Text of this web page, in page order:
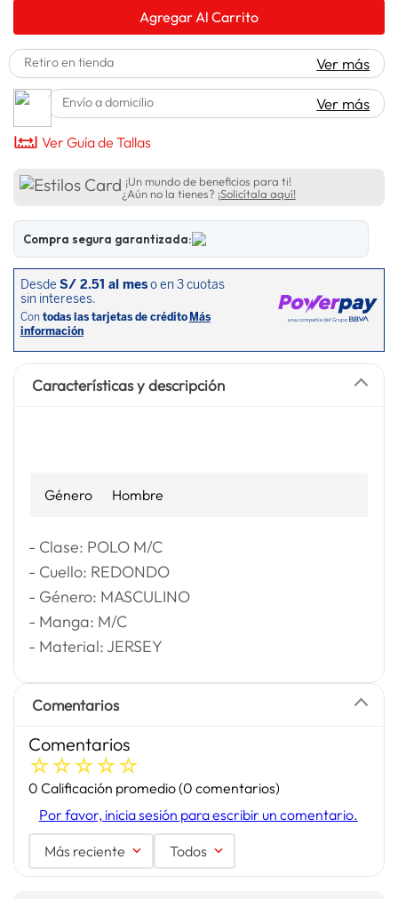
Agregar Al Carrito
Retiro en tienda Ver más
Envío a domicilio Ver más
Ver Guía de Tallas
¡Un mundo de beneficios para ti!
¿Aún no la tienes? ¡Solicítala aquí!
Compra segura garantizada:
Características y descripción
Género Hombre
- Clase: POLO M/C
- Cuello: REDONDO
- Género: MASCULINO
- Manga: M/C
- Material: JERSEY
Comentarios
Comentarios
☆☆☆☆☆
0 Calificación promedio(0 comentarios)
Por favor, inicia sesión para escribir un comentario.
Más reciente Todos